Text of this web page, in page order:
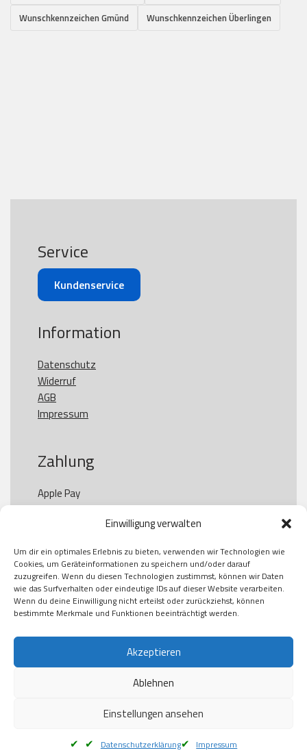
Einwilligung verwalten
Um dir ein optimales Erlebnis zu bieten, verwenden wir Technologien wie
Cookies, um Geräteinformationen zu speichern und/oder darauf
zuzugreifen. Wenn du diesen Technologien zustimmst, können wir Daten
wie das Surfverhalten oder eindeutige IDs auf dieser Website verarbeiten.
Wenn du deine Einwilligung nicht erteilst oder zurückziehst, können
bestimmte Merkmale und Funktionen beeinträchtigt werden.
Akzeptieren
Ablehnen
Einstellungen ansehen
Datenschutzerklärung Impressum
Wunschkennzeichen Gmünd
Wunschkennzeichen Überlingen
Service
Kundenservice
Information
Datenschutz
Widerruf
AGB
Impressum
Zahlung
Apple Pay
Paypal
Kauf auf Rechung
Klarna
American Express